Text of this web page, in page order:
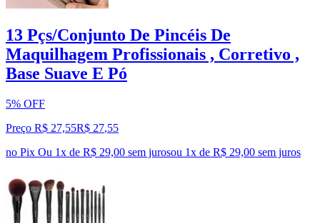
13 Pçs/Conjunto De Pincéis De
Maquilhagem Profissionais , Corretivo ,
Base Suave E Pó
5% OFF
Preço R$ 27,55R$ 27,55
no Pix Ou 1x de R$ 29,00 sem jurosou 1x de R$ 29,00 sem juros